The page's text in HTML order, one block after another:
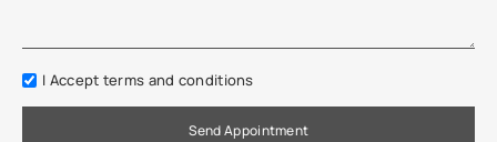
I Accept terms and conditions
Send Appointment